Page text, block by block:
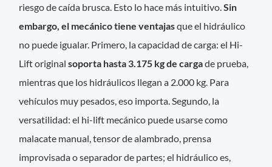
riesgo de caída brusca. Esto lo hace más intuitivo.Sin
embargo, el mecánico tiene ventajasque el hidráulico
no puede igualar. Primero, la capacidad de carga: el Hi-
Lift originalsoporta hasta 3.175 kg de cargade prueba,
mientras que los hidráulicos llegan a 2.000 kg. Para
vehículos muy pesados, eso importa. Segundo, la
versatilidad: el hi-lift mecánico puede usarse como
malacate manual, tensor de alambrado, prensa
improvisada o separador de partes; el hidráulico es,